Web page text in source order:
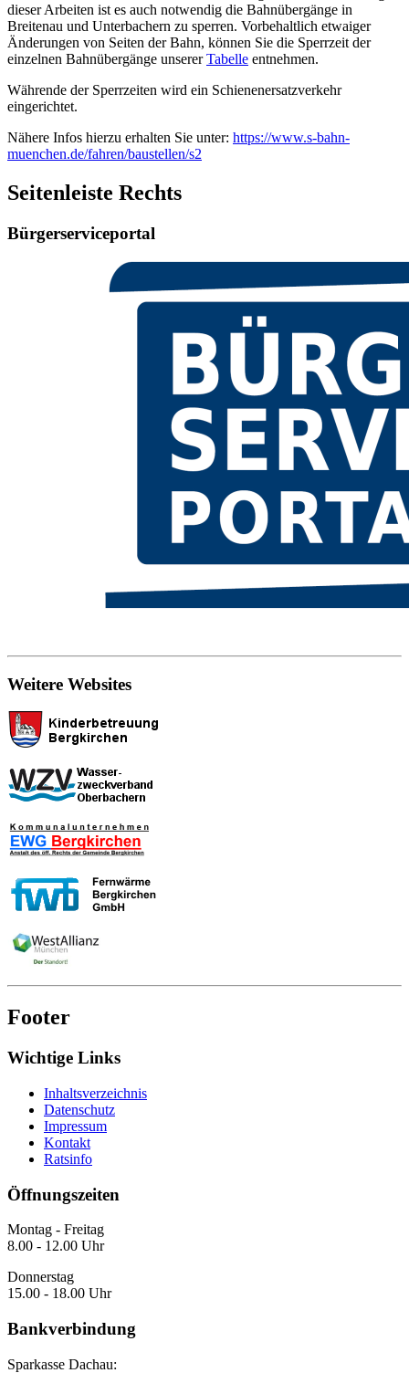
dieser Arbeiten ist es auch notwendig die Bahnübergänge in
Breitenau und Unterbachern zu sperren. Vorbehaltlich etwaiger
Änderungen von Seiten der Bahn, können Sie die Sperrzeit der
einzelnen Bahnübergänge unsererTabelle entnehmen.
Währende der Sperrzeiten wird ein Schienenersatzverkehr
eingerichtet.
Nähere Infos hierzu erhalten Sie unter: https://www.s-bahn-
muenchen.de/fahren/baustellen/s2
Seitenleiste Rechts
Bürgerserviceportal
Weitere Websites
Footer
Wichtige Links
Inhaltsverzeichnis
Datenschutz
Impressum
Kontakt
Ratsinfo
Öffnungszeiten
Montag - Freitag
8.00 - 12.00 Uhr
Donnerstag
15.00 - 18.00 Uhr
Bankverbindung
Sparkasse Dachau: